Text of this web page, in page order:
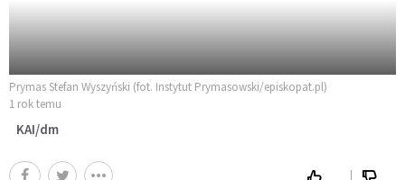
Prymas Stefan Wyszyński (fot. Instytut Prymasowski/episkopat.pl)
1 rok temu
KAI/dm